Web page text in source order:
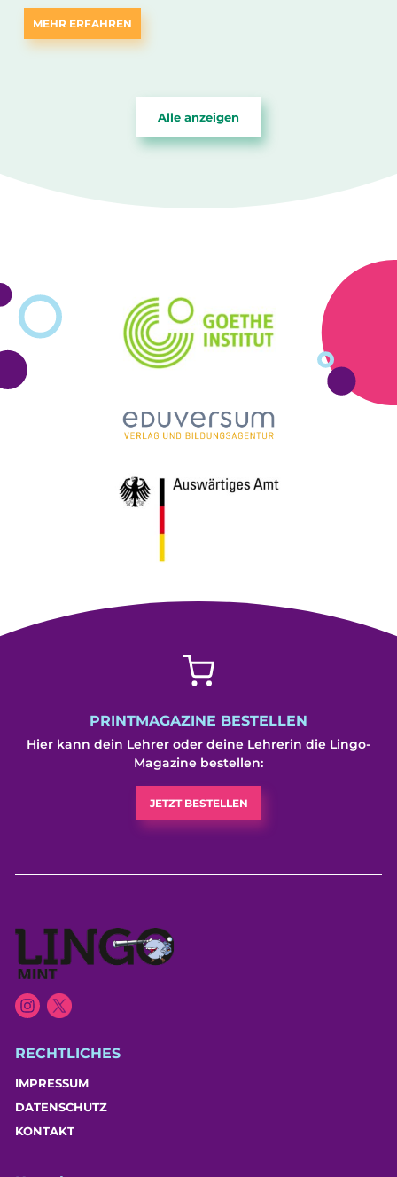
MEHR ERFAHREN
Alle anzeigen
PRINTMAGAZINE BESTELLEN
Hier kann dein Lehrer oder deine Lehrerin die Lingo-
Magazine bestellen:
JETZT BESTELLEN
RECHTLICHES
IMPRESSUM
DATENSCHUTZ
KONTAKT